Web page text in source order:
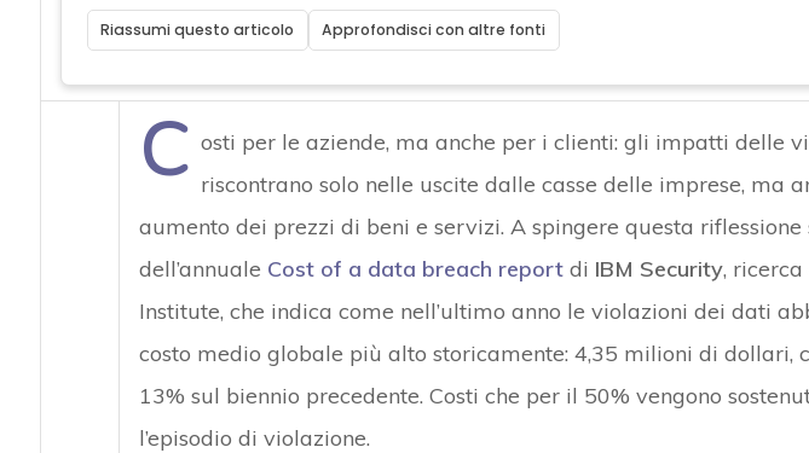
Riassumi questo articolo Approfondisci con altre fonti
C osti per le aziende, ma anche per i clienti: gli impatti delle
riscontrano solo nelle uscite dalle casse delle imprese, ma
aumento dei prezzi di beni e servizi. A spingere questa
dell’annuale Cost of a data breach reportdi IBM Security,
Institute, che indica come nell’ultimo anno le violazioni dei dati
costo medio globale più alto storicamente: 4,35 milioni di dollari,
13% sul biennio precedente. Costi che per il 50% vengono
l’episodio di violazione.